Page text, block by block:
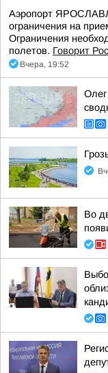
Аэропорт
ограничения на
Ограничения
полетов. Говорит
Вчера, 19:52
Во